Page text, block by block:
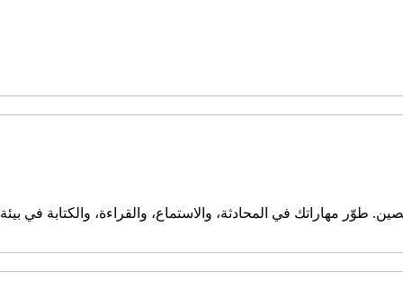
طوّر مهاراتك في المحادثة، والاستماع، والقراءة، والكتابة في